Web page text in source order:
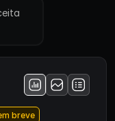
breve